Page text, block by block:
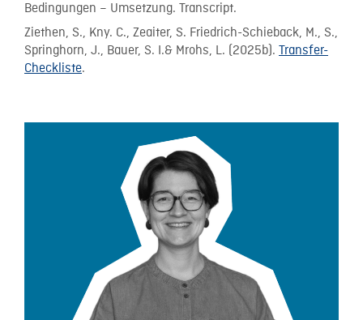
Bedingungen – Umsetzung. Transcript.
Ziethen, S., Kny. C., Zeaiter, S. Friedrich-Schieback, M., S.,
Springhorn, J., Bauer, S. I.& Mrohs, L. (2025b). Transfer-
Checkliste.